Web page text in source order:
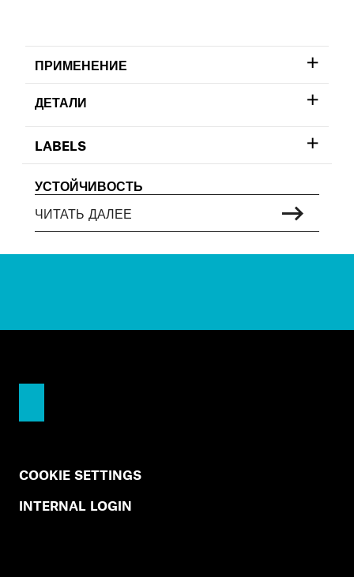
ПРИМЕНЕНИЕ
ДЕТАЛИ
LABELS
УСТОЙЧИВОСТЬ
ЧИТАТЬ ДАЛЕЕ
COOKIE SETTINGS
INTERNAL LOGIN